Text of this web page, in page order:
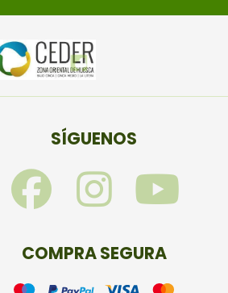
SÍGUENOS
F
a
c
I
n
s
Y
u
COMPRA SEGURA